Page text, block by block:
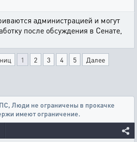
администрацией и могут
после обсуждения в Сенате,
1 2 3 4 5 Далее
, Люди не ограничены в прокачке
имеют ограничение.